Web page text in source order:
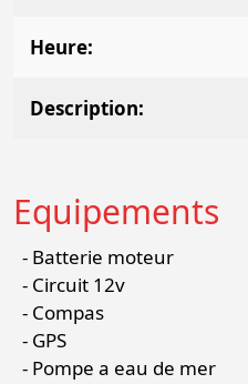
Heure
Description
Equipements
Batterie moteur
Circuit 12v
Compas
GPS
Pompe a eau de mer